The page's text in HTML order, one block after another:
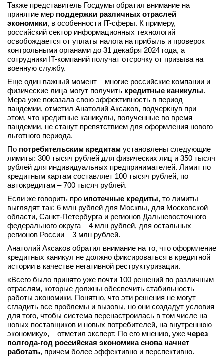
Также представитель Госдумы обратил внимание на
принятие мер поддержки различных отраслей
экономики, в особенности IT-сферы. К примеру,
российский сектор информационных технологий
освобождается от уплаты налога на прибыль и проверок
контрольными органами до 31 декабря 2024 года, а
сотрудники IT-компаний получат отсрочку от призыва на
военную службу.
Еще один важный момент – многие российские компании и
физические лица могут получить кредитные каникулы.
Мера уже показала свою эффективность в период
пандемии, отметил Анатолий Аксаков, подчеркнув при
этом, что кредитные каникулы, полученные во время
пандемии, не станут препятствием для оформления нового
льготного периода.
По потребительским кредитам установлены следующие
лимиты: 300 тысяч рублей для физических лиц и 350 тысяч
рублей для индивидуальных предпринимателей. Лимит по
кредитным картам составляет 100 тысяч рублей, по
автокредитам – 700 тысяч рублей.
Если же говорить про ипотечные кредиты, то лимиты
выглядят так: 6 млн рублей для Москвы, для Московской
области, Санкт-Петербурга и регионов Дальневосточного
федерального округа – 4 млн рублей, для остальных
регионов России – 3 млн рублей.
Анатолий Аксаков обратил внимание на то, что оформление
кредитных каникул не должно фиксироваться в кредитной
истории в качестве негативной реструктуризации.
«Всего было принято уже почти 100 решений по различным
отраслям, которые должны обеспечить стабильность
работы экономики. Понятно, что эти решения не могут
сгладить все проблемы и вызовы, но они создадут условия
для того, чтобы система перенастроилась в том числе на
новых поставщиков и новых потребителей, на внутреннюю
экономику», – отметил эксперт. По его мнению, уже через
полгода-год российская экономика снова начнет
работать, причем более эффективно и перспективно.